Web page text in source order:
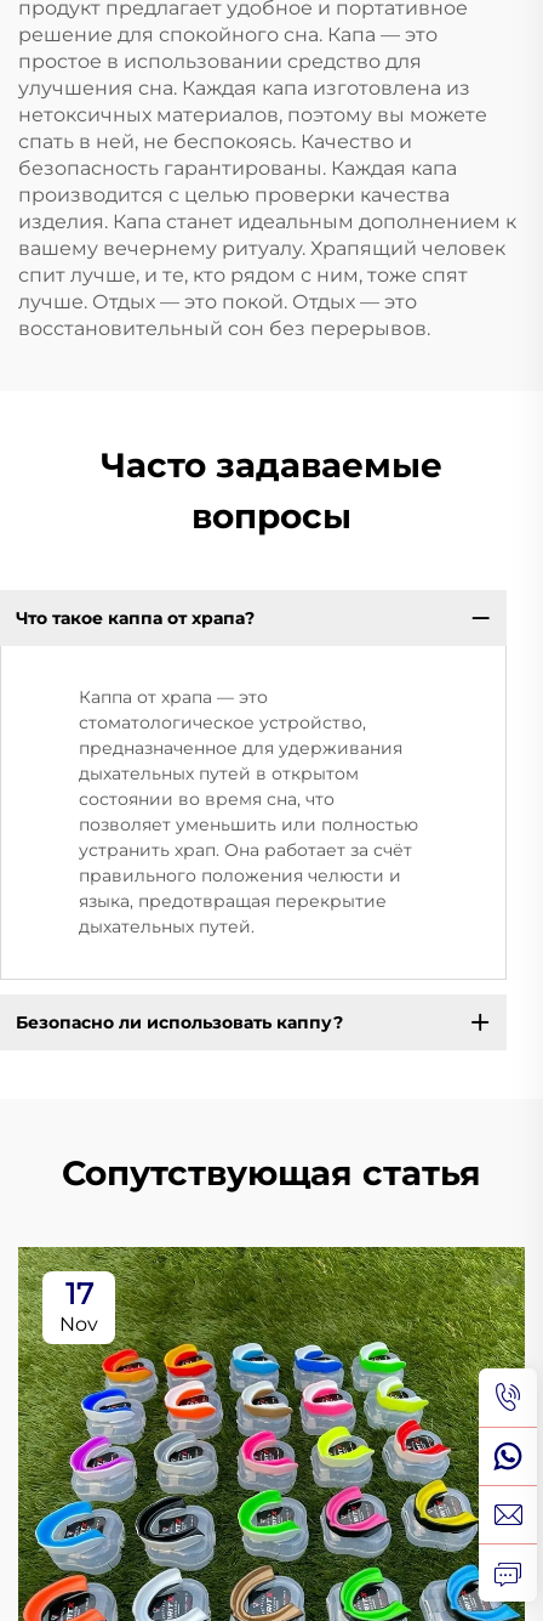
продукт предлагает удобное и портативное
решение для спокойного сна. Капа — это
простое в использовании средство для
улучшения сна. Каждая капа изготовлена из
нетоксичных материалов, поэтому вы можете
спать в ней, не беспокоясь. Качество и
безопасность гарантированы. Каждая капа
производится с целью проверки качества
изделия. Капа станет идеальным дополнением к
вашему вечернему ритуалу. Храпящий человек
спит лучше, и те, кто рядом с ним, тоже спят
лучше. Отдых — это покой. Отдых — это
восстановительный сон без перерывов.
Часто задаваемые
вопросы
Что такое каппа от храпа?
Каппа от храпа — это
стоматологическое устройство,
предназначенное для удерживания
дыхательных путей в открытом
состоянии во время сна, что
позволяет уменьшить или полностью
устранить храп. Она работает за счёт
правильного положения челюсти и
языка, предотвращая перекрытие
дыхательных путей.
Безопасно ли использовать каппу?
Сопутствующая статья
17
Nov